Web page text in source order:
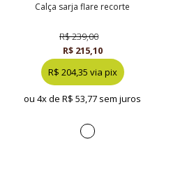
calça sarja flare recorte
R$ 239,00
R$ 215,10
R$ 204,35 via pix
ou 4x de R$ 53,77 sem juros